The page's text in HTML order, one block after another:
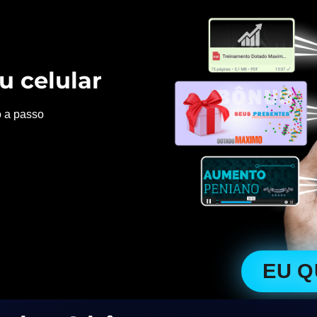
celular
a passo
EU